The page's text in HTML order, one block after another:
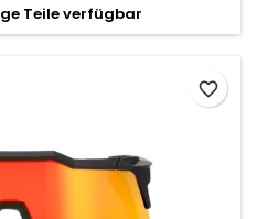
Teile verfügbar
favorite_border